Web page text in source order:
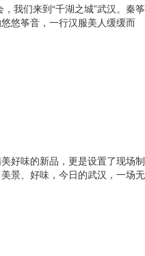
我们来到“千湖之城”武汉。秦筝
悠筝音，一行汉服美人缓缓而
好味的新品，更是设置了现场制
景、好味，今日的武汉，一场无